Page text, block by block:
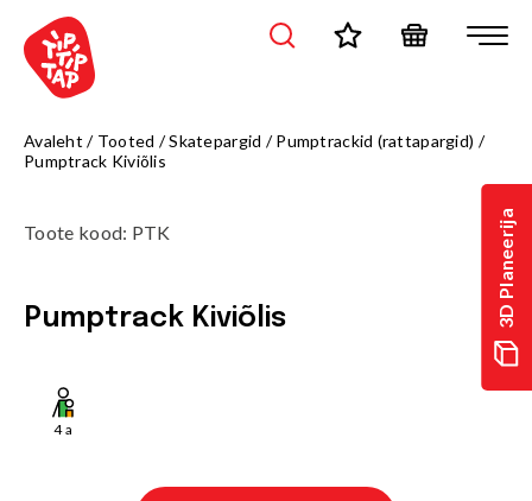
3D Planeerija
Avaleht / Tooted /Skatepargid /Pumptrackid (rattapargid) /
Pumptrack Kiviõlis
Toote kood: PTK
Pumptrack Kiviõlis
4a